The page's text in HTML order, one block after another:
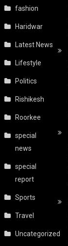
fashion
Haridwar
Latest News
Lifestyle
Politics
Rishikesh
Roorkee
special
news
special
report
Sports
Travel
Uncategorized